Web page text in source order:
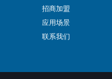
招商加盟
应用场景
联系我们